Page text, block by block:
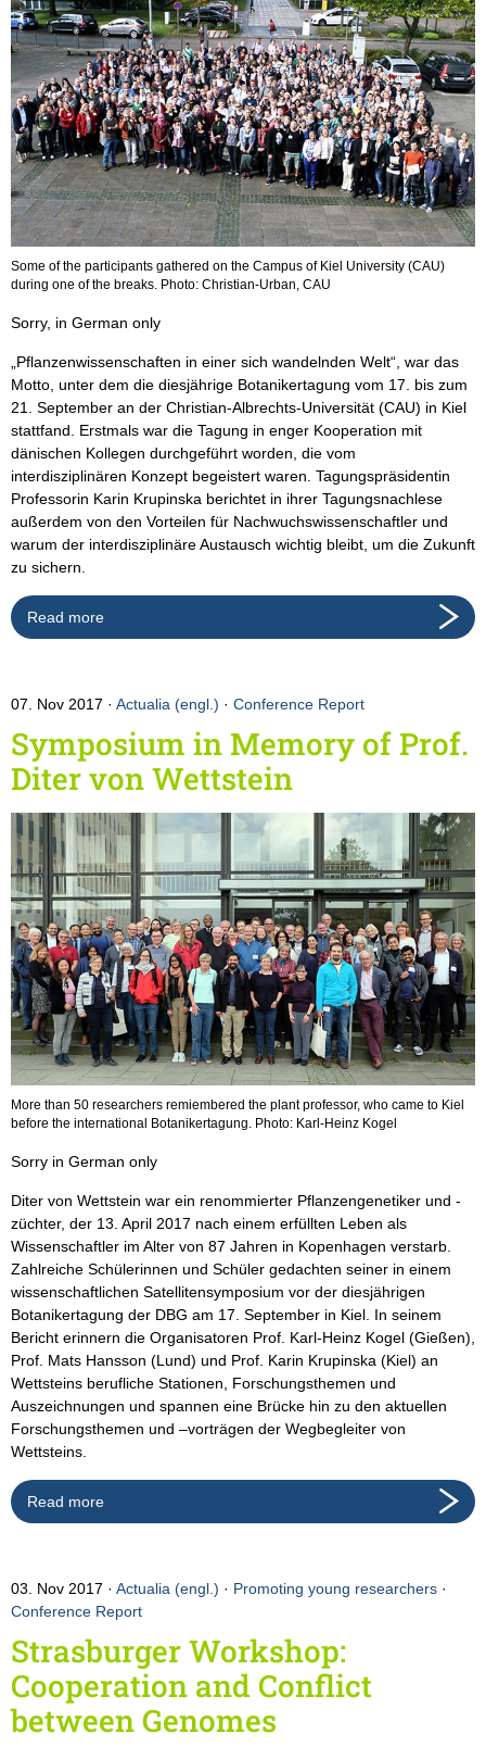
Some of the participants gathered on the Campus of Kiel University (CAU)
during one of the breaks. Photo: Christian-Urban, CAU
Sorry, in German only
„Pflanzenwissenschaften in einer sich wandelnden Welt“, war das
Motto, unter dem die diesjährige Botanikertagung vom 17. bis zum
21. September an der Christian-Albrechts-Universität (CAU) in Kiel
stattfand. Erstmals war die Tagung in enger Kooperation mit
dänischen Kollegen durchgeführt worden, die vom
interdisziplinären Konzept begeistert waren. Tagungspräsidentin
Professorin Karin Krupinska berichtet in ihrer Tagungsnachlese
außerdem von den Vorteilen für Nachwuchswissenschaftler und
warum der interdisziplinäre Austausch wichtig bleibt, um die Zukunft
zu sichern.
Read more
07. Nov 2017 Actualia (engl.) · Conference Report
Symposium in Memory of Prof.
Diter von Wettstein
More than 50 researchers remiembered the plant professor, who came to Kiel
before the international Botanikertagung. Photo: Karl-Heinz Kogel
Sorry in German only
Diter von Wettstein war ein renommierter Pflanzengenetiker und -
züchter, der 13. April 2017 nach einem erfüllten Leben als
Wissenschaftler im Alter von 87 Jahren in Kopenhagen verstarb.
Zahlreiche Schülerinnen und Schüler gedachten seiner in einem
wissenschaftlichen Satellitensymposium vor der diesjährigen
Botanikertagung der DBG am 17. September in Kiel. In seinem
Bericht erinnern die Organisatoren Prof. Karl-Heinz Kogel (Gießen),
Prof. Mats Hansson (Lund) und Prof. Karin Krupinska (Kiel) an
Wettsteins berufliche Stationen, Forschungsthemen und
Auszeichnungen und spannen eine Brücke hin zu den aktuellen
Forschungsthemen und –vorträgen der Wegbegleiter von
Wettsteins.
Read more
03. Nov 2017 Actualia (engl.) · Promoting young researchers ·
Conference Report
Strasburger Workshop:
Cooperation and Conflict
between Genomes